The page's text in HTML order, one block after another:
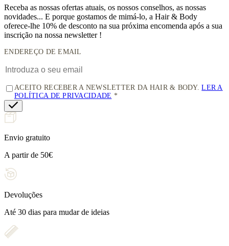
Receba as nossas ofertas atuais, os nossos conselhos, as nossas
novidades... E porque gostamos de mimá-lo, a Hair & Body
oferece-lhe 10% de desconto na sua próxima encomenda após a sua
inscrição na nossa newsletter !
ENDEREÇO DE EMAIL
ACEITO RECEBER A NEWSLETTER DA HAIR & BODY.LER A
POLÍTICA DE PRIVACIDADE
Envio gratuito
A partir de 50€
Devoluções
Até 30 dias para mudar de ideias